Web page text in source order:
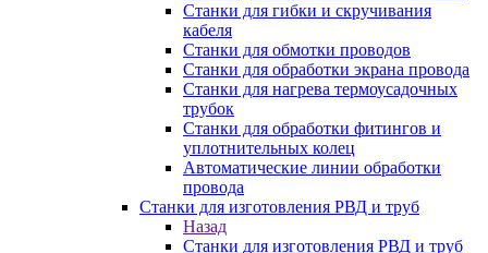
Станки для гибки и скручивания
кабеля
Станки для обмотки проводов
Станки для обработки экрана провода
Станки для нагрева термоусадочных
трубок
Станки для обработки фитингов и
уплотнительных колец
Автоматические линии обработки
провода
Станки для изготовления РВД и труб
Назад
Станки для изготовления РВД и труб